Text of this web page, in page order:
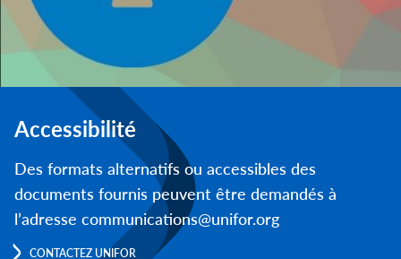
Accessibilité
Des formats alternatifs ou accessibles des
documents fournis peuvent être demandés à
l’adresse communications@unifor.org
CONTACTEZ UNIFOR